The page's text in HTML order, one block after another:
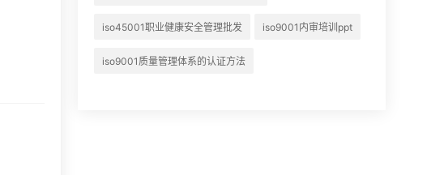
iso45001职业健康安全管理批发 iso9001内审培训ppt
iso9001质量管理体系的认证方法